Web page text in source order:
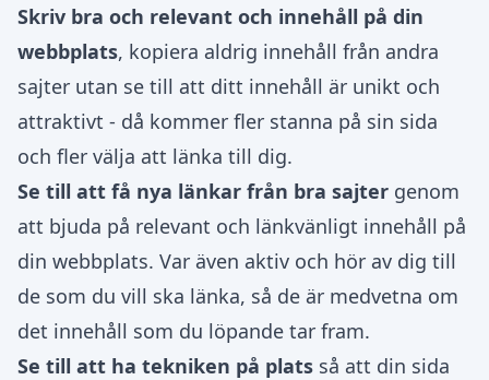
Skriv bra och relevant och innehåll på din
webbplats, kopiera aldrig innehåll från andra
sajter utan se till att ditt innehåll är unikt och
attraktivt - då kommer fler stanna på sin sida
och fler välja att länka till dig.
Se till att få nya länkar från bra sajter genom
att bjuda på relevant och länkvänligt innehåll på
din webbplats. Var även aktiv och hör av dig till
de som du vill ska länka, så de är medvetna om
det innehåll som du löpande tar fram.
Se till att ha tekniken på plats så att din sida